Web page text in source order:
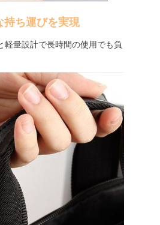
持ち運びを実現
軽量設計で長時間の使用でも負